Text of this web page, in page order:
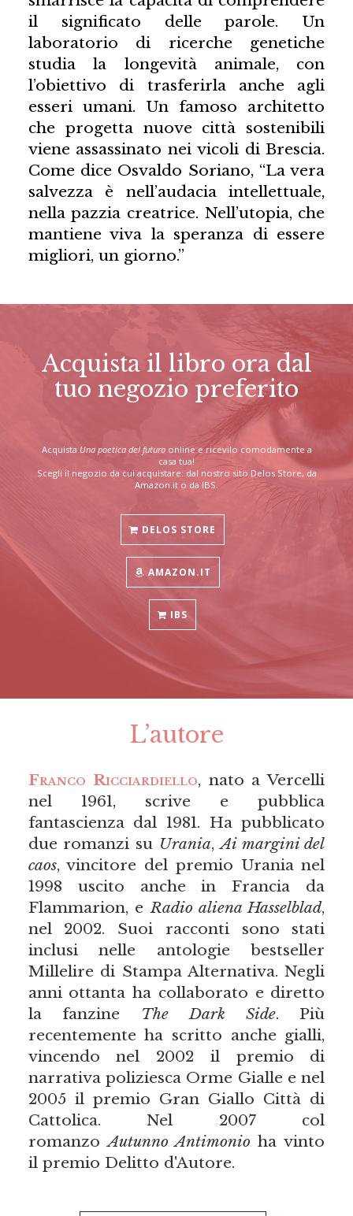
il significato delle parole. Un
laboratorio di ricerche genetiche
studia la longevità animale, con
l’obiettivo di trasferirla anche agli
esseri umani. Un famoso architetto
che progetta nuove città sostenibili
viene assassinato nei vicoli di Brescia.
Come dice Osvaldo Soriano, “La vera
salvezza è nell’audacia intellettuale,
nella pazzia creatrice. Nell’utopia, che
mantiene viva la speranza di essere
migliori, un giorno.”
Acquista il libro ora dal
tuo negozio preferito
Acquista Una poetica del futuroonline e ricevilo comodamente a
casa tua!
Scegli il negozio da cui acquistare: dal nostro sito Delos Store, da
Amazon.it o da IBS.
DELOS STORE
AMAZON.IT
IBS
L’autore
Franco Ricciardiello, nato a Vercelli
nel 1961, scrive e pubblica
fantascienza dal 1981. Ha pubblicato
due romanzi su Urania,Ai margini del
caos, vincitore del premio Urania nel
1998 uscito anche in Francia da
Flammarion, e Radio aliena Hasselblad,
nel 2002. Suoi racconti sono stati
inclusi nelle antologie bestseller
Millelire di Stampa Alternativa. Negli
anni ottanta ha collaborato e diretto
la fanzine The Dark Side. Più
recentemente ha scritto anche gialli,
vincendo nel 2002 il premio di
narrativa poliziesca Orme Gialle e nel
2005 il premio Gran Giallo Città di
Cattolica. Nel 2007 col
romanzoAutunno Antimonioha vinto
il premio Delitto d'Autore.